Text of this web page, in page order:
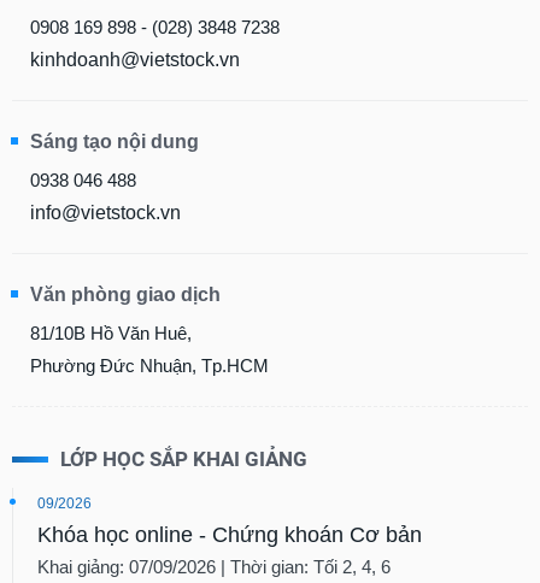
0908 169 898 - (028) 3848 7238
kinhdoanh@vietstock.vn
Sáng tạo nội dung
0938 046 488
info@vietstock.vn
Văn phòng giao dịch
81/10B Hồ Văn Huê,
Phường Đức Nhuận, Tp.HCM
LỚP HỌC SẮP KHAI GIẢNG
09/2026
Khóa học online - Chứng khoán Cơ bản
Khai giảng: 07/09/2026 | Thời gian: Tối 2, 4, 6